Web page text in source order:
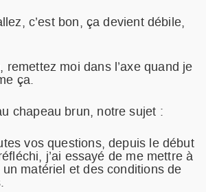
c’est bon, ça devient débile,
remettez moi dans l’axe quand je
ça.
chapeau brun, notre sujet :
vos questions, depuis le début
j’ai essayé de me mettre à
matériel et des conditions de